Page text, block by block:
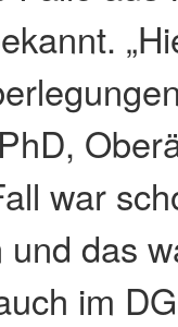
war
das
im